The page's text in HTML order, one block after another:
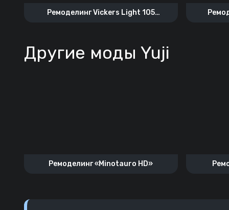
Ремоделинг Vickers Light 105
Другие моды Yuji
Ремоделинг «Minotauro HD»